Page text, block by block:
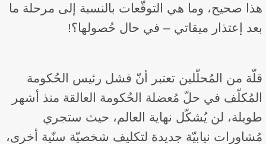
هذا صحيح، وما هي التوقّعات بالنسبة إلى مرحلة ما
بعد إعتذار ميقاتي – في حال حُصولها؟!
قلّة من المُحلّلين تعتبر أنّ فشل رئيس الحُكومة
المُكلّف في حلّ مُعضلة الحُكومة العالقة منذ أشهر
طويلة، لن يُشكّل نهاية العالم، حيث ستجري
مُشاورات نيابيّة جديدة لتكليف شخصيّة سنّية أخرى،